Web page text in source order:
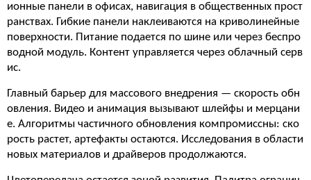
ионные панели в офисах, навигация в общественных прост
ранствах. Гибкие панели наклеиваются на криволинейные
поверхности. Питание подается по шине или через беспро
водной модуль. Контент управляется через облачный серв
ис.
Главный барьер для массового внедрения — скорость обн
овления. Видео и анимация вызывают шлейфы и мерцани
е. Алгоритмы частичного обновления компромиссны: ско
рость растет, артефакты остаются. Исследования в области
новых материалов и драйверов продолжаются.